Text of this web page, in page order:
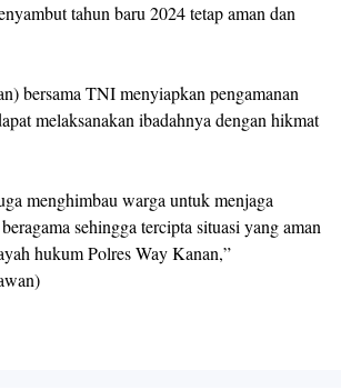
tahun baru 2024 tetap aman dan
bersama TNI menyiapkan pengamanan
melaksanakan ibadahnya dengan hikmat
menghimbau warga untuk menjaga
sehingga tercipta situasi yang aman
hukum Polres Way Kanan,”